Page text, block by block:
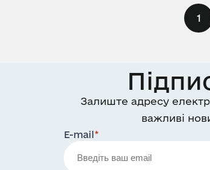
1
Залиште адресу
важливі
E-mail*